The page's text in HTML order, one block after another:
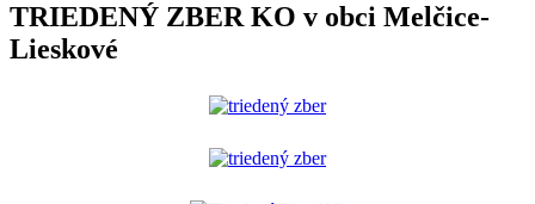
TRIEDENÝ ZBER KO v obci Melčice-
Lieskové